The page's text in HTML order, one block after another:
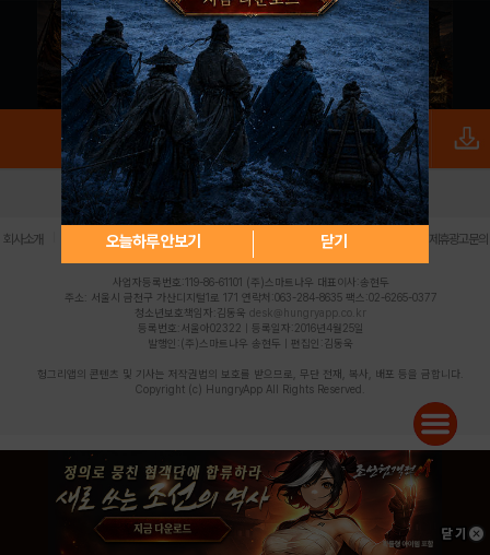
오늘하루 안보기 닫기
로그인 PC버전 전체앱
회사소개 | 개인정보 처리방침 불법촬영물 신고센터 제휴광고문의
사업자등록번호:119-86-61101 (주)스마트나우 대표이사:송현두
주소: 서울시 금천구 가산디지털1로 171 연락처:063-284-8635 팩스:02-6265-0377
청소년보호책임자:김동욱 desk@hungryapp.co.kr
등록번호:서울아02322 | 등록일자:2016년4월25일
발행인:(주)스마트나우 송현두 | 편집인:김동욱
헝그리앱의 콘텐츠 및 기사는 저작권법의 보호를 받으므로, 무단 전재, 복사, 배포 등을 금합니다.
Copyright (c) HungryApp All Rights Reserved.